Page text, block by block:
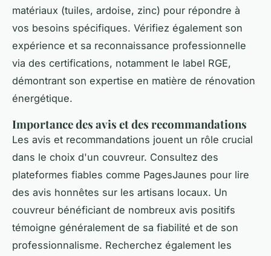
matériaux (tuiles, ardoise, zinc) pour répondre à
vos besoins spécifiques. Vérifiez également son
expérience et sa reconnaissance professionnelle
via des certifications, notamment le label RGE,
démontrant son expertise en matière de rénovation
énergétique.
Importance des avis et des recommandations
Les avis et recommandations jouent un rôle crucial
dans le choix d'un couvreur. Consultez des
plateformes fiables comme PagesJaunes pour lire
des avis honnêtes sur les artisans locaux. Un
couvreur bénéficiant de nombreux avis positifs
témoigne généralement de sa fiabilité et de son
professionnalisme. Recherchez également les